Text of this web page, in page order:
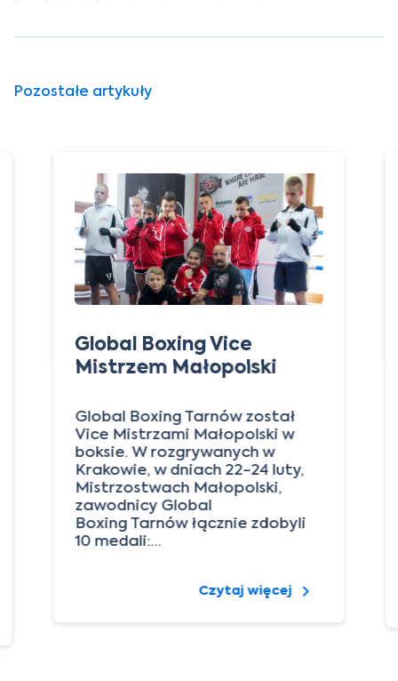
Pozostałe artykuły
Global Boxing Vice
Mistrzem Małopolski
Global Boxing Tarnów został
Vice Mistrzami Małopolski w
boksie. W rozgrywanych w
Krakowie, w dniach 22-24 luty,
Mistrzostwach Małopolski,
zawodnicy Global
Boxing Tarnów łącznie zdobyli
10 medali:…
Czytaj więcej